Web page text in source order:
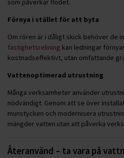
som påverkar flödet.
Förnya i stället för att byta
Om rören är i dåligt skick behöver de
fastighetsrelining kan ledningar
kostnadseffektivt, utan omfattande
Vattenoptimerad utrustning
Många verksamheter använder
nödvändigt. Genom att se över
munstycken och modernisera
mängder vatten utan att påverka
Återanvänd – ta vara på